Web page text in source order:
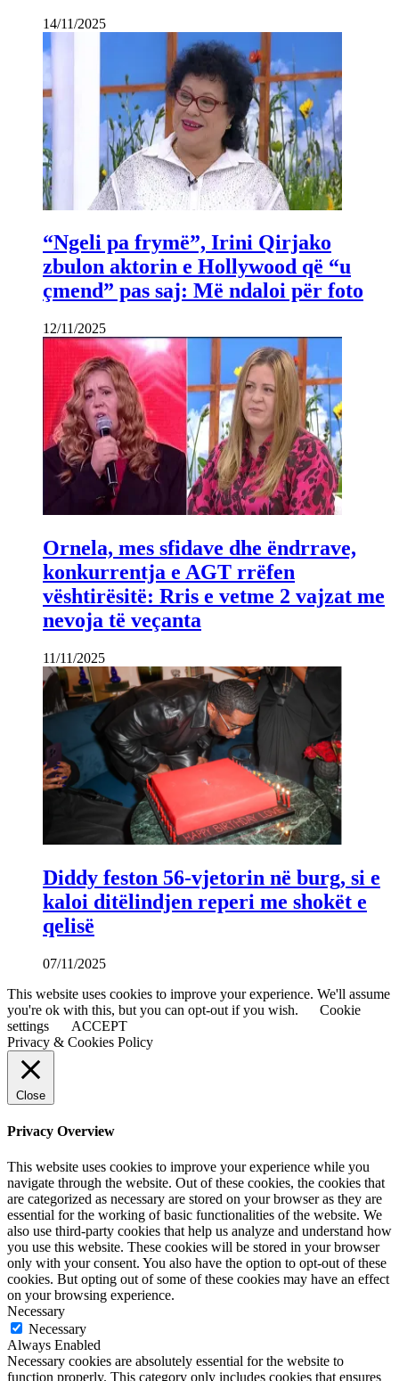
14/11/2025
“Ngeli pa frymë”, Irini Qirjako
zbulon aktorin e Hollywood që “u
çmend” pas saj: Më ndaloi për foto
12/11/2025
Ornela, mes sfidave dhe ëndrrave,
konkurrentja e AGT rrëfen
vështirësitë: Rris e vetme 2 vajzat me
nevoja të veçanta
11/11/2025
Diddy feston 56-vjetorin në burg, si e
kaloi ditëlindjen reperi me shokët e
qelisë
07/11/2025
This website uses cookies to improve your experience. We'll assume
you're ok with this, but you can opt-out if you wish.
Cookie
settings
ACCEPT
Privacy & Cookies Policy
Close
Privacy Overview
This website uses cookies to improve your experience while you
navigate through the website. Out of these cookies, the cookies that
are categorized as necessary are stored on your browser as they are
essential for the working of basic functionalities of the website. We
also use third-party cookies that help us analyze and understand how
you use this website. These cookies will be stored in your browser
only with your consent. You also have the option to opt-out of these
cookies. But opting out of some of these cookies may have an effect
on your browsing experience.
Necessary
Necessary
Always Enabled
Necessary cookies are absolutely essential for the website to
function properly. This category only includes cookies that ensures